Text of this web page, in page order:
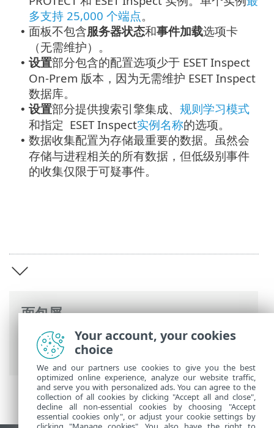
面包屑
ESET 联机帮助>ESET Inspect> ESET
Inspect 简介
多支持 25,000 个端点。
• 面板不包含服务器状态和事件加载选项卡
（无需维护）。
• 设置部分包含的配置选项少于 ESET Inspect
On-Prem 版本，因为无需维护 ESET Inspect
数据库。
• 设置部分提供搜索引擎集成、 规则学习模式
和指定 ESET Inspect实例名称的选项。
• 数据收集配置为存储最重要的数据。虽然会
存储与进程相关的所有数据，但低级别事件
的收集仅限于可疑事件。
Your account, your cookies
choice
We and our partners use cookies to give you the best
optimized online experience, analyze our website traffic,
and serve you with personalized ads. You can agree to the
collection of all cookies by clicking "Accept all and close",
decline all non-essential cookies by choosing "Accept
essential cookies only", or adjust your cookie settings by